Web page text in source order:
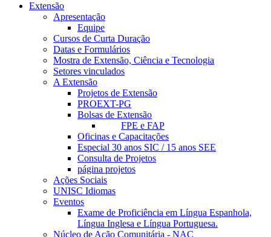
Extensão
Apresentação
Equipe
Cursos de Curta Duração
Datas e Formulários
Mostra de Extensão, Ciência e Tecnologia
Setores vinculados
A Extensão
Projetos de Extensão
PROEXT-PG
Bolsas de Extensão
FPE e FAP
Oficinas e Capacitações
Especial 30 anos SIC / 15 anos SEE
Consulta de Projetos
página projetos
Ações Sociais
UNISC Idiomas
Eventos
Exame de Proficiência em Língua Espanhola,
Língua Inglesa e Língua Portuguesa.
Núcleo de Ação Comunitária - NAC